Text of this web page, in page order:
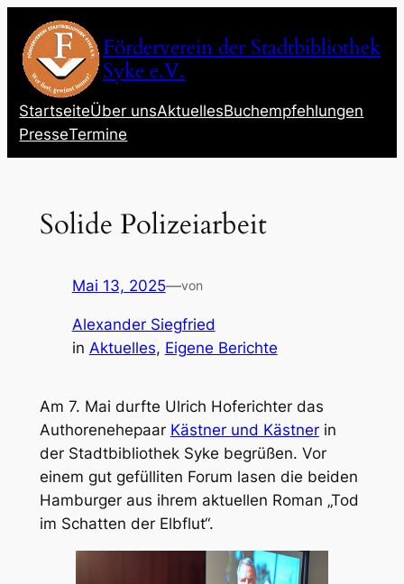
Inhalt
springen
Förderverein der Stadtbibliothek
Syke e.V.
StartseiteÜber unsAktuellesBuchempfehlungen
PresseTermine
Solide Polizeiarbeit
Mai 13, 2025—von
Alexander Siegfried
in Aktuelles, Eigene Berichte
Am 7. Mai durfte Ulrich Hoferichter das
Authorenehepaar Kästner und Kästnerin
der Stadtbibliothek Syke begrüßen. Vor
einem gut gefülliten Forum lasen die beiden
Hamburger aus ihrem aktuellen Roman „Tod
im Schatten der Elbflut“.